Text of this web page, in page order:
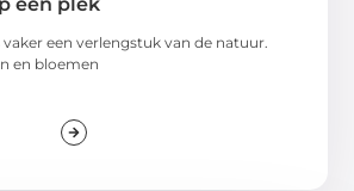
vaker een verlengstuk van de natuur.
en bloemen